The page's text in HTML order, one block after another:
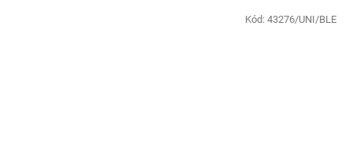
Kód: 43276/UNI/BLE